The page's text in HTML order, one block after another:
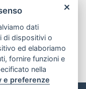
dati
di dispositivi o
ed elaboriamo
fornire funzioni e
nella
e preferenze